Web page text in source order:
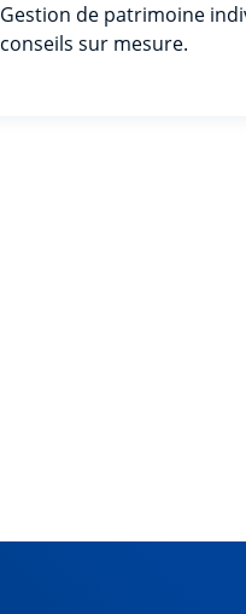
Gestion de patrimoine
conseils sur mesure.